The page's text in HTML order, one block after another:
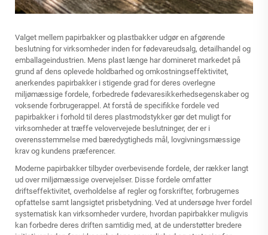
Valget mellem papirbakker og plastbakker udgør en afgørende
beslutning for virksomheder inden for fødevareudsalg, detailhandel og
emballageindustrien. Mens plast længe har domineret markedet på
grund af dens oplevede holdbarhed og omkostningseffektivitet,
anerkendes papirbakker i stigende grad for deres overlegne
miljømæssige fordele, forbedrede fødevaresikkerhedsegenskaber og
voksende forbrugerappel. At forstå de specifikke fordele ved
papirbakker i forhold til deres plastmodstykker gør det muligt for
virksomheder at træffe velovervejede beslutninger, der er i
overensstemmelse med bæredygtigheds mål, lovgivningsmæssige
krav og kundens præferencer.
Moderne papirbakker tilbyder overbevisende fordele, der rækker langt
ud over miljømæssige overvejelser. Disse fordele omfatter
driftseffektivitet, overholdelse af regler og forskrifter, forbrugernes
opfattelse samt langsigtet prisbetydning. Ved at undersøge hver fordel
systematisk kan virksomheder vurdere, hvordan papirbakker muligvis
kan forbedre deres driften samtidig med, at de understøtter bredere